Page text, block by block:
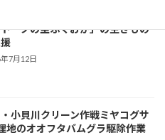
ープの里ふくおか」の生きもの
7月12日
小貝川クリーン作戦ミヤコグサ
地のオオフタバムグラ駆除作業